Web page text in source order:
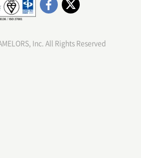
Inc. All Rights Reserved